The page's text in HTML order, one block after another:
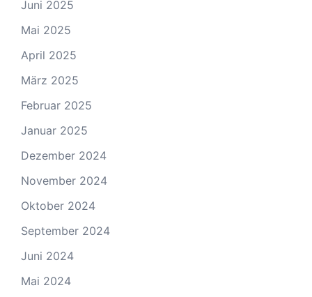
Juni 2025
Mai 2025
April 2025
März 2025
Februar 2025
Januar 2025
Dezember 2024
November 2024
Oktober 2024
September 2024
Juni 2024
Mai 2024